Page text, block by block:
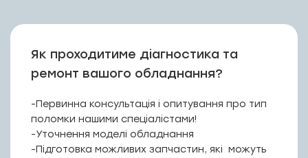
Як проходитиме діагностика та
ремонт вашого обладнання?
-Первинна консультація і опитування про тип
поломки нашими спеціалістами!
-Уточнення моделі обладнання
-Підготовка можливих запчастин, які можуть
МЕНЮ